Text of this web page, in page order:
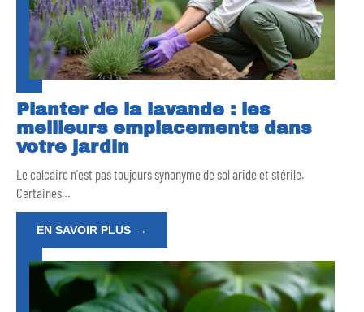
Planter de la lavande : les
meilleurs emplacements dans
votre jardin
Le calcaire n'est pas toujours synonyme de sol aride et stérile.
Certaines…
EN SAVOIR PLUS